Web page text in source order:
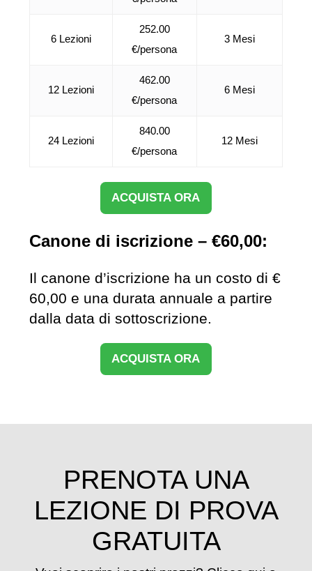
6 Lezioni
252.00
€/persona
3 Mesi
12 Lezioni
462.00
€/persona
6 Mesi
24 Lezioni
840.00
€/persona
12 Mesi
ACQUISTA ORA
Canone di iscrizione – €60,00:
Il canone d’iscrizione ha un costo di €
60,00 e una durata annuale a partire
dalla data di sottoscrizione.
ACQUISTA ORA
PRENOTA UNA
LEZIONE DI PROVA
GRATUITA